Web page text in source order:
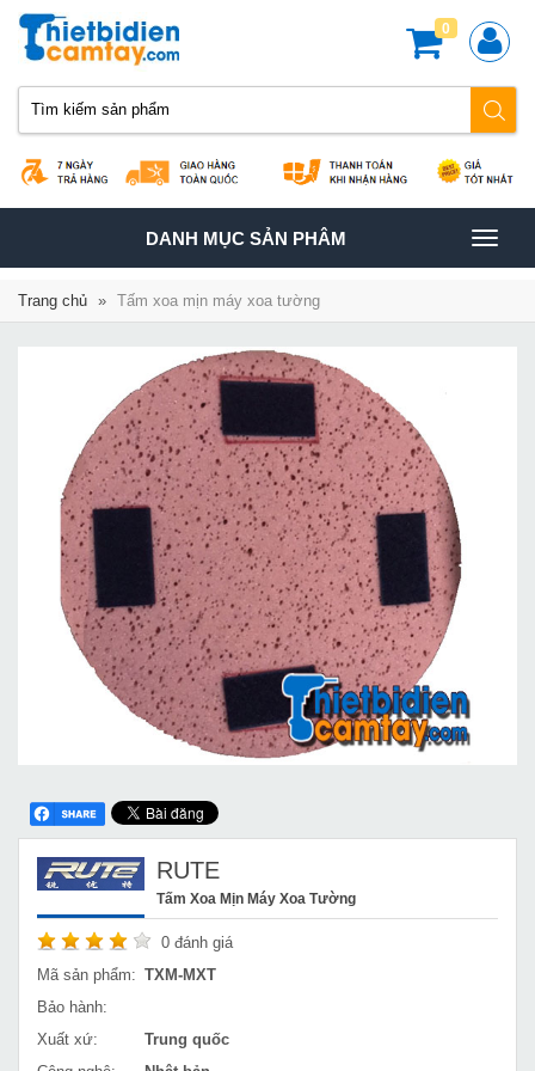
0
TOGGLE
NAVIGATION
DANH MỤC SẢN PHÂM
Trang chủ » Tấm xoa mịn máy xoa tường
RUTE
Tấm Xoa Mịn Máy Xoa Tường
0 đánh giá
Mã sản phẩm: TXM-MXT
Bảo hành:
Xuất xứ:
Trung quốc